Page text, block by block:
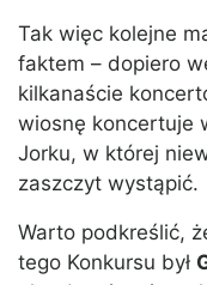
Tak więc kolejne
faktem – dopiero
kilkanaście
wiosnę koncertuje
Jorku, w której
zaszczyt wystąpić.
Warto podkreślić,
tego Konkursu był